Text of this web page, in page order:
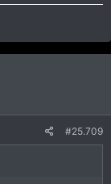
#25.709